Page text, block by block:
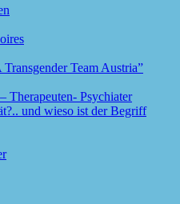
Team Austria”
Therapeuten- Psychiater
und wieso ist der Begriff